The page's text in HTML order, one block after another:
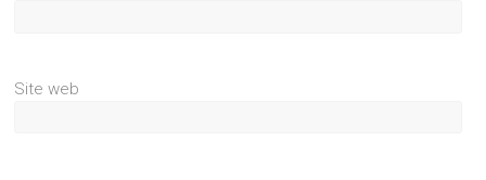
Site web